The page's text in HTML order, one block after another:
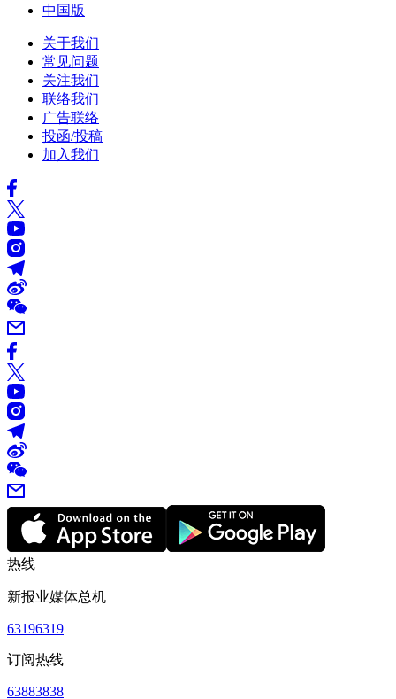
中国版
关于我们
常见问题
关注我们
联络我们
广告联络
投函/投稿
加入我们
热线
新报业媒体总机
63196319
订阅热线
63883838